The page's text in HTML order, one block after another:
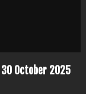
30 October 2025